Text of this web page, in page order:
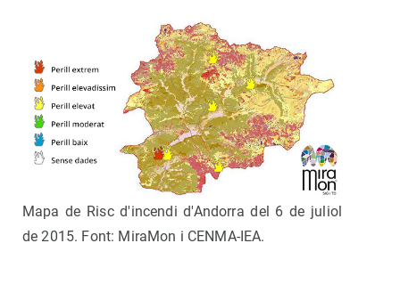
Mapa de Risc d'incendi d'Andorra del 6 de juliol
de 2015. Font: MiraMon i CENMA-IEA.